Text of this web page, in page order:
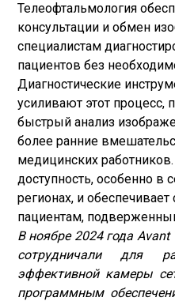
Телеофтальмология
консультации и обмен
специалистам
пациентов без
Диагностические
усиливают этот процесс,
быстрый анализ
более ранние
медицинских
доступность, особенно в
регионах, и
пациентам,
В ноябре 2024 года Avant
сотрудничали для
эффективной камеры
программным